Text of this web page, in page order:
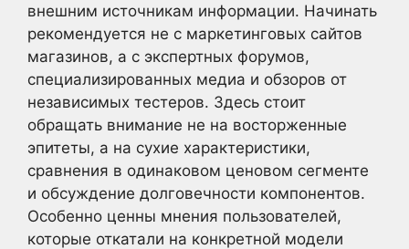
внешним источникам информации. Начинать
рекомендуется не с маркетинговых сайтов
магазинов, а с экспертных форумов,
специализированных медиа и обзоров от
независимых тестеров. Здесь стоит
обращать внимание не на восторженные
эпитеты, а на сухие характеристики,
сравнения в одинаковом ценовом сегменте
и обсуждение долговечности компонентов.
Особенно ценны мнения пользователей,
которые откатали на конкретной модели